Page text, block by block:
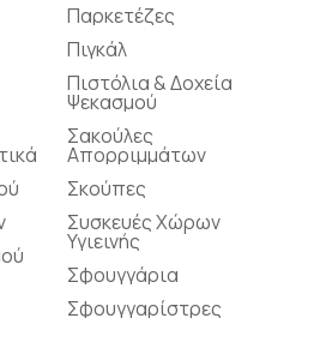
Παρκετέζες
Πιγκάλ
Πιστόλια & Δοχεία
Ψεκασμού
Σακούλες
Απορριμμάτων
Σκούπες
Συσκευές Χώρων
Υγιεινής
Σφουγγάρια
Σφουγγαρίστρες